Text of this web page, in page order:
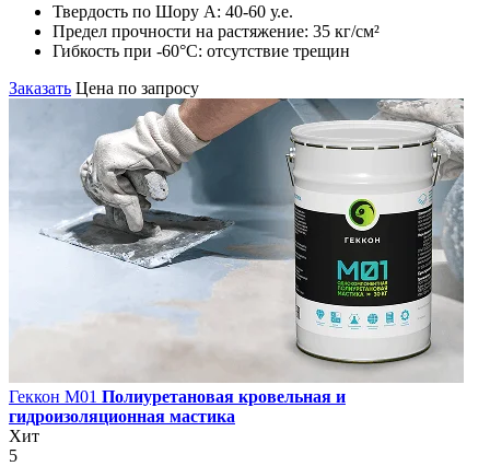
Твердость по Шору А: 40-60 у.е.
Предел прочности на растяжение: 35 кг/см²
Гибкость при -60°С: отсутствие трещин
Заказать Цена по запросу
Геккон М01 Полиуретановая кровельная и
гидроизоляционная мастика
Хит
5